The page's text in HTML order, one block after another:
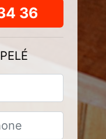
36